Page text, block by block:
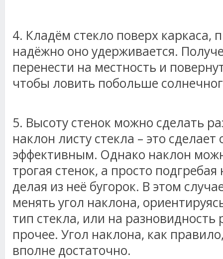
4. Кладём стекло поверх каркаса,
надёжно оно удерживается.
перенести на местность и
чтобы ловить побольше
5. Высоту стенок можно сделать
наклон листу стекла – это сделает
эффективным. Однако наклон
трогая стенок, а просто
делая из неё бугорок. В этом
менять угол наклона,
тип стекла, или на разновидность
прочее. Угол наклона, как
вполне достаточно.